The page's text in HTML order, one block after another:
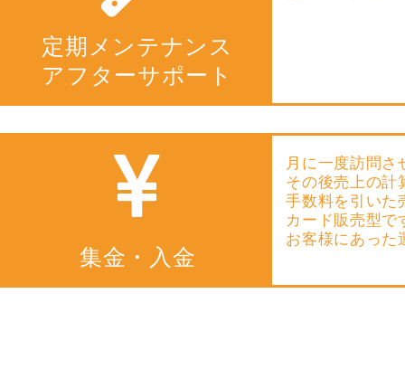
定期メンテナンス
アフターサポート
集金・入金
月に一度訪問さ
その後売上の計
手数料を引いた
カード販売型で
お客様にあった